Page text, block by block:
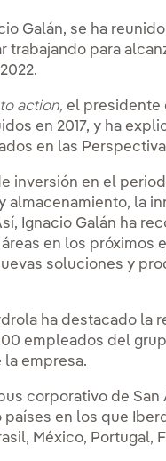
Galán, se ha
trabajando para
action, el presidente
en 2017, y ha
en las
inversión en el
almacenamiento, la
Ignacio Galán ha
en los próximos
soluciones y
ha destacado la
empleados del
empresa.
corporativo de San
en los que
México, Portugal,